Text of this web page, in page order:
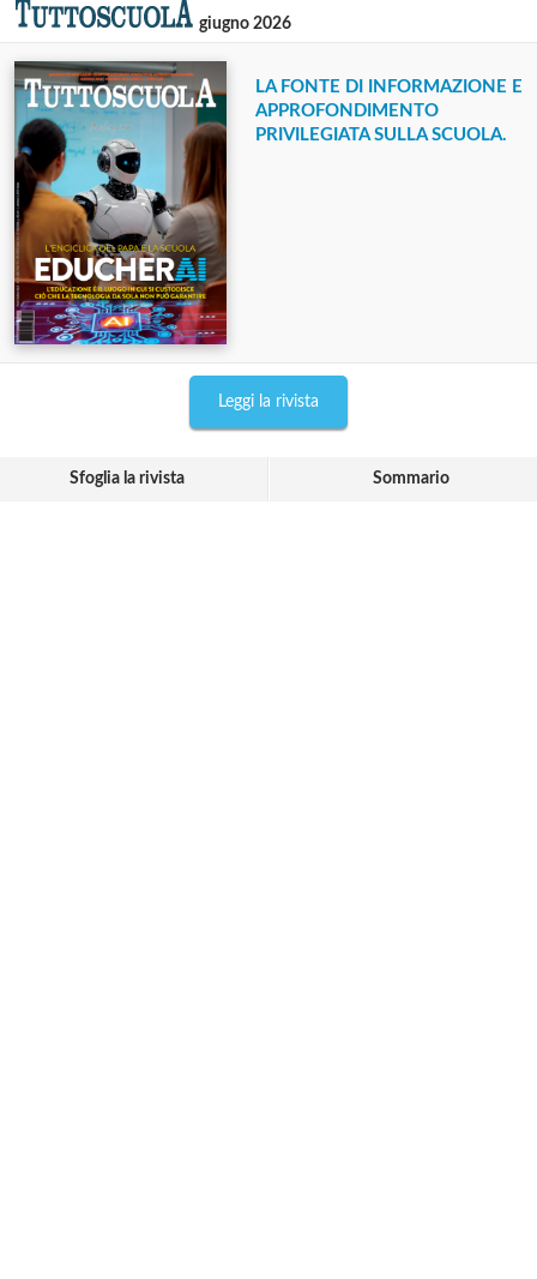
giugno 2026
LA FONTE DI INFORMAZIONE E
APPROFONDIMENTO
PRIVILEGIATA SULLA SCUOLA.
Leggi la rivista
Sfoglia la rivista Sommario